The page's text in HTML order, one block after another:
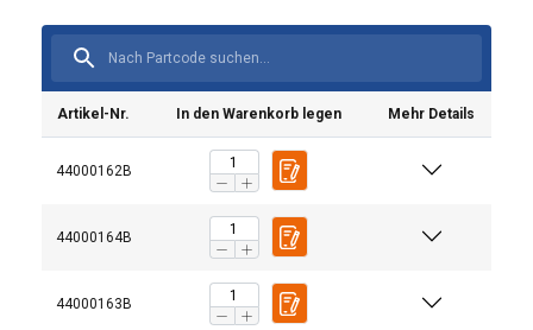
Artikel-Nr. In den Warenkorb legen Mehr Details
44000162B
44000164B
44000163B
Sicherheitsbeiwert: